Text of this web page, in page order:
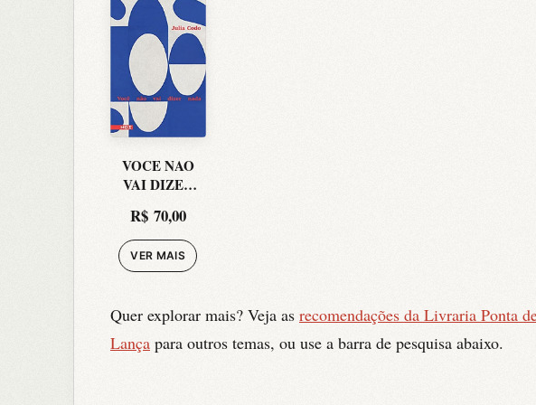
VOCE NAO
VAI DIZER
R$70,00
VER MAIS
Quer explorar mais? Veja as recomendações da Livraria Ponta
Lança para outros temas, ou use a barra de pesquisa abaixo.